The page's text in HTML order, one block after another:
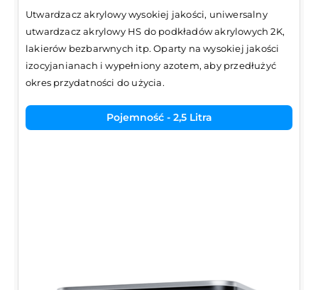
Utwardzacz akrylowy wysokiej jakości, uniwersalny
utwardzacz akrylowy HS do podkładów akrylowych 2K,
lakierów bezbarwnych itp. Oparty na wysokiej jakości
izocyjanianach i wypełniony azotem, aby przedłużyć
okres przydatności do użycia.
Pojemność - 2,5 Litra